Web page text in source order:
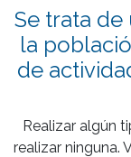
Se trata de
la
de
Realizar algún
realizar ninguna.